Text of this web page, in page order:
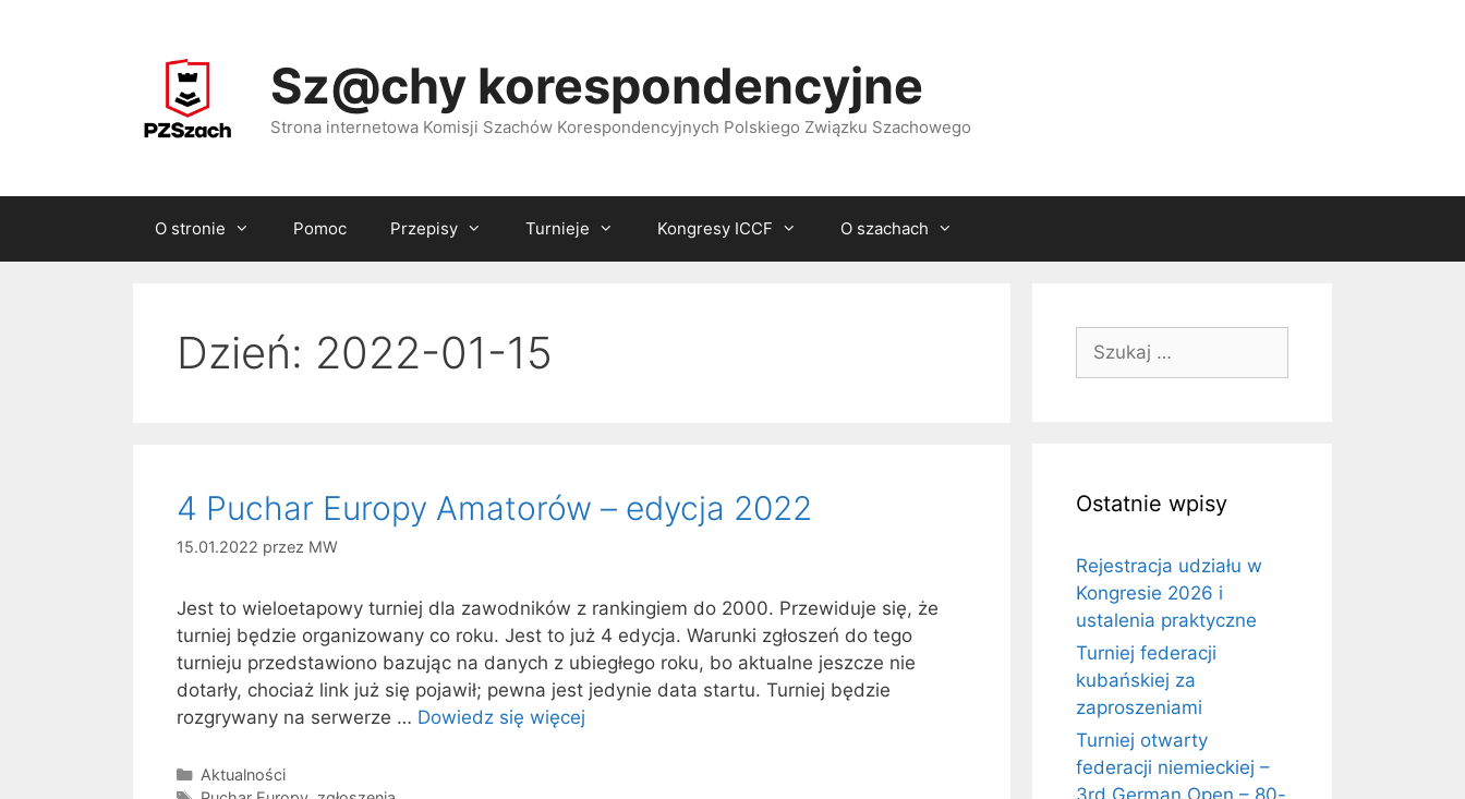
Sz@chy korespondencyjne
Strona internetowa Komisji Szachów Korespondencyjnych Polskiego Związku Szachowego
O stronie Pomoc Przepisy Turnieje Kongresy ICCF O szachach
Dzień: 2022-01-15
4 Puchar Europy Amatorów – edycja 2022
15.01.2022 przez MW
Jest to wieloetapowy turniej dla zawodników z rankingiem do 2000. Przewiduje się, że
turniej będzie organizowany co roku. Jest to już 4 edycja. Warunki zgłoszeń do tego
turnieju przedstawiono bazując na danych z ubiegłego roku, bo aktualne jeszcze nie
dotarły, chociaż link już się pojawił; pewna jest jedynie data startu. Turniej będzie
rozgrywany na serwerze … Dowiedz się więcej
Kategorie
Aktualności
Ostatnie wpisy
Rejestracja udziału w
Kongresie 2026 i
ustalenia praktyczne
Turniej federacji
kubańskiej za
zaproszeniami
Turniej otwarty
federacji niemieckiej –
3rd German Open – 80-